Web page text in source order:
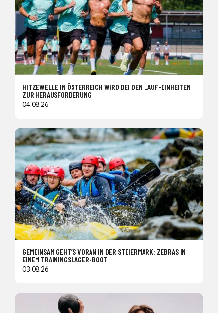
HITZEWELLE IN ÖSTERREICH WIRD BEI DEN LAUF-EINHEITEN
ZUR HERAUSFORDERUNG
04.08.26
GEMEINSAM GEHT’S VORAN IN DER STEIERMARK: ZEBRAS IN
EINEM TRAININGSLAGER-BOOT
03.08.26